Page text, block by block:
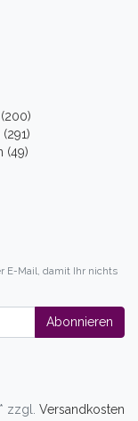
(49)
E-Mail, damit Ihr nichts
Abonnieren
* zzgl. Versandkosten